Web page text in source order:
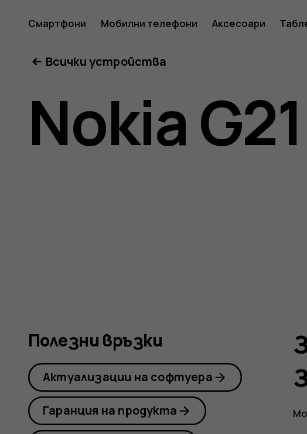
на
G21
Смартфони Мобилни телефони Аксесоари
Всички устройства
Nokia G21
Полезни връзки
Актуализации на софтуера
Гаранция на продукта